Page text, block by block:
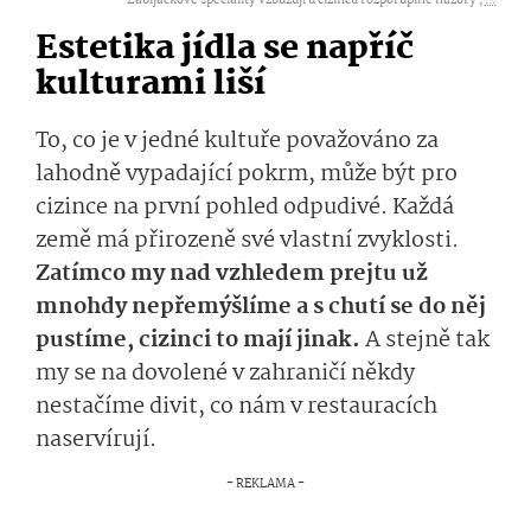
Estetika jídla se napříč
kulturami liší
To, co je v jedné kultuře považováno za
lahodně vypadající pokrm, může být pro
cizince na první pohled odpudivé. Každá
země má přirozeně své vlastní zvyklosti.
Zatímco my nad vzhledem prejtu už
mnohdy nepřemýšlíme a s chutí se do něj
pustíme, cizinci to mají jinak. A stejně tak
my se na dovolené v zahraničí někdy
nestačíme divit, co nám v restauracích
naservírují.